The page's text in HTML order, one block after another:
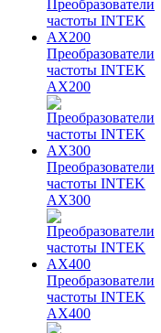
Преобразователи
частоты INTEK
AX200
Преобразователи
частоты INTEK
AX300
Преобразователи
частоты INTEK
AX400